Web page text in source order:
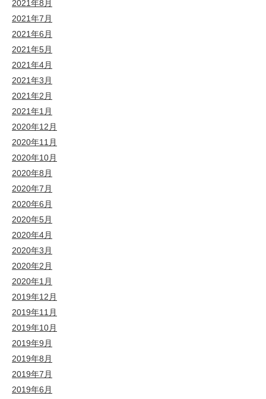
2021年8月
2021年7月
2021年6月
2021年5月
2021年4月
2021年3月
2021年2月
2021年1月
2020年12月
2020年11月
2020年10月
2020年8月
2020年7月
2020年6月
2020年5月
2020年4月
2020年3月
2020年2月
2020年1月
2019年12月
2019年11月
2019年10月
2019年9月
2019年8月
2019年7月
2019年6月